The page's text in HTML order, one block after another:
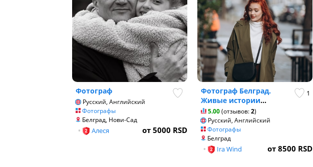
Фотограф
Русский, Английский
Фотографы
Белград, Нови-Сад
от 5000 RSD
• Алеся
1
Фотограф Белград.
Живые истории...
5.00(отзывов:2)
Русский, Английский
Фотографы
Белград
от 8500 RSD
• Ira Wind